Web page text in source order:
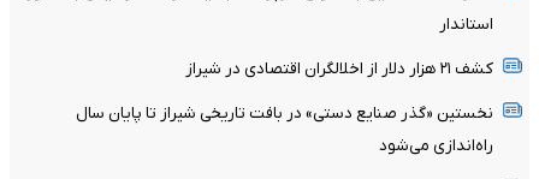
استاندار
کشف ۲۱ هزار دلار از اخلالگران اقتصادی در شیراز
نخستین «گذر صنایع دستی» در بافت تاریخی شیراز تا پایان سال
راه‌اندازی می‌شود